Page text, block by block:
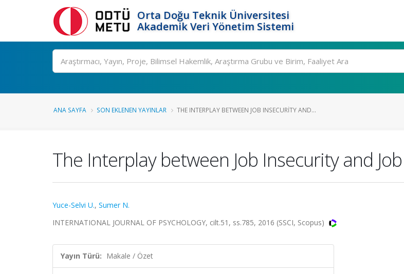
Orta Doğu Teknik Üniversitesi
Akademik Veri Yönetim Sistemi
Ara
ANA SAYFA SON EKLENEN YAYINLAR THE INTERPLAY BETWEEN JOB INSECURITY AND...
The Interplay between Job Insecurity and
Yuce-Selvi U., Sumer N.
INTERNATIONAL JOURNAL OF PSYCHOLOGY, cilt.51, ss.785, 2016 (SSCI, Scopus)
Yayın Türü: Makale / Özet